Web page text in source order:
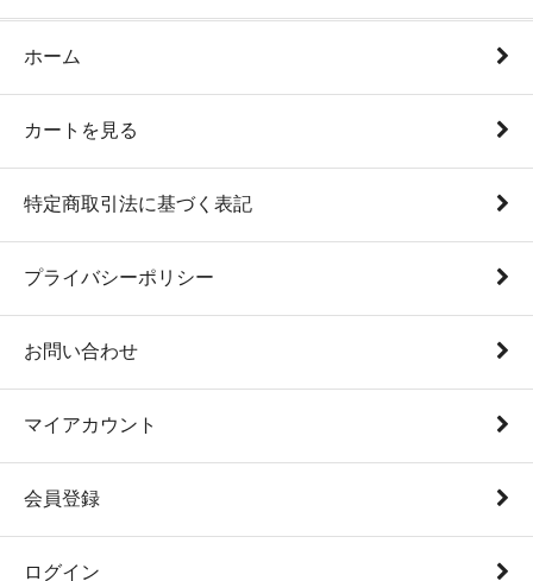
ホーム
カートを見る
特定商取引法に基づく表記
プライバシーポリシー
お問い合わせ
マイアカウント
会員登録
ログイン